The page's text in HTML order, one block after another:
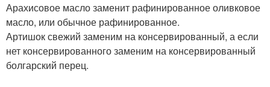
Арахисовое масло заменит рафинированное оливковое
масло, или обычное рафинированное.
Артишок свежий заменим на консервированный, а если
нет консервированного заменим на консервированный
болгарский перец.